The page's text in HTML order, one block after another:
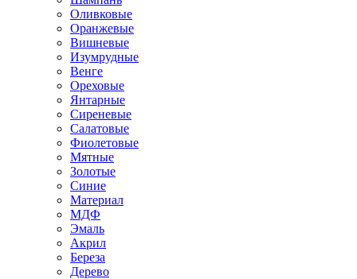
Оливковые
Оранжевые
Вишневые
Изумрудные
Венге
Ореховые
Янтарные
Сиреневые
Салатовые
Фиолетовые
Мятные
Золотые
Синие
Материал
МДФ
Эмаль
Акрил
Береза
Дерево